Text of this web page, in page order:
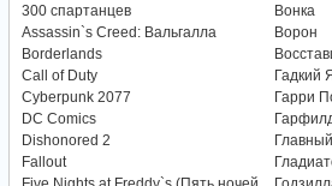
300 спартанцев
Assassin`s Creed: Вальгалла
Borderlands
Call of Duty
Cyberpunk 2077
DC Comics
Dishonored 2
Fallout
Вонка
Ворон
Гадкий
Гарри